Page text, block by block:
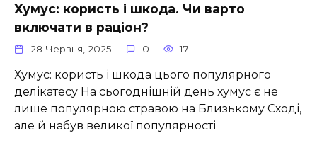
Хумус: користь і шкода. Чи варто
включати в раціон?
28 Червня, 2025 0 17
Хумус: користь і шкода цього популярного
делікатесу На сьогоднішній день хумус є не
лише популярною стравою на Близькому Сході,
але й набув великої популярності